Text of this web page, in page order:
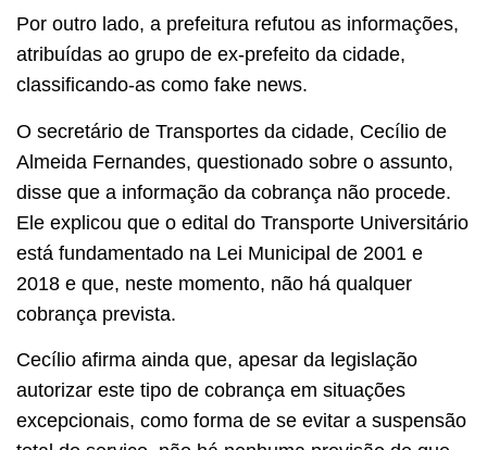
Por outro lado, a prefeitura refutou as informações,
atribuídas ao grupo de ex-prefeito da cidade,
classificando-as como fake news.
O secretário de Transportes da cidade, Cecílio de
Almeida Fernandes, questionado sobre o assunto,
disse que a informação da cobrança não procede.
Ele explicou que o edital do Transporte Universitário
está fundamentado na Lei Municipal de 2001 e
2018 e que, neste momento, não há qualquer
cobrança prevista.
Cecílio afirma ainda que, apesar da legislação
autorizar este tipo de cobrança em situações
excepcionais, como forma de se evitar a suspensão